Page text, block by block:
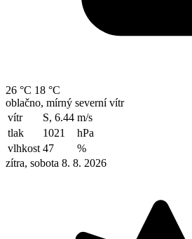
26 °C 18 °C
oblačno, mírný severní vítr
vítr
S, 6.44 m/s
tlak
1021
hPa
vlhkost 47
%
zítra, sobota 8. 8. 2026